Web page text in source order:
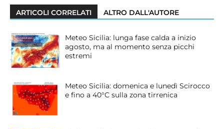
ARTICOLI CORRELATI ALTRO DALL'AUTORE
Meteo Sicilia: lunga fase calda a inizio
agosto, ma al momento senza picchi
estremi
Meteo Sicilia: domenica e lunedì Scirocco
e fino a 40°C sulla zona tirrenica